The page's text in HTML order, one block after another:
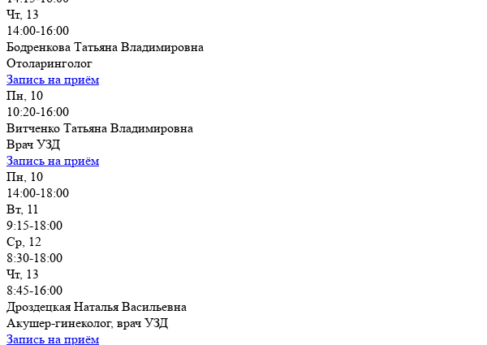
Чт, 13
14:00-16:00
Бодренкова Татьяна Владимировна
Отоларинголог
Запись на приём
Пн, 10
10:20-16:00
Витченко Татьяна Владимировна
Врач УЗД
Запись на приём
Пн, 10
14:00-18:00
Вт, 11
9:15-18:00
Ср, 12
8:30-18:00
Чт, 13
8:45-16:00
Дроздецкая Наталья Васильевна
Акушер-гинеколог, врач УЗД
Запись на приём